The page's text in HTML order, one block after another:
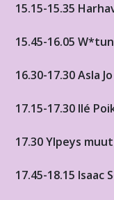
15.15-15.35
15.45-16.05
16.30-17.30 Asla Jo
17.15-17.30 Ilé
17.30 Ylpeys
17.45-18.15 Isaac